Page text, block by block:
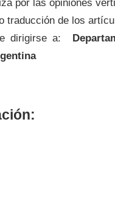
traducción de los
dirigirse a: